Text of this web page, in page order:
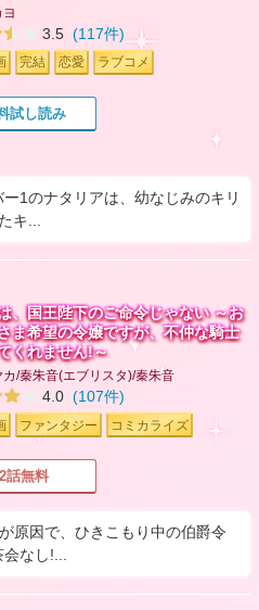
3.5 (117件)
完結 恋愛 ラブコメ
試し読み
1のナタリアは、幼なじみのキリ
キ...
、国王陛下のご命令じゃない ～お
ま希望の令嬢ですが、不仲な騎士
くれません!～
/秦朱音(エブリスタ)/秦朱音
4.0 (107件)
ファンタジー コミカライズ
2話無料
原因で、ひきこもり中の伯爵令
なし!...